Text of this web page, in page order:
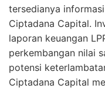
tersedianya
Ciptadana Capital.
laporan keuangan
perkembangan nilai
potensi
Ciptadana Capital